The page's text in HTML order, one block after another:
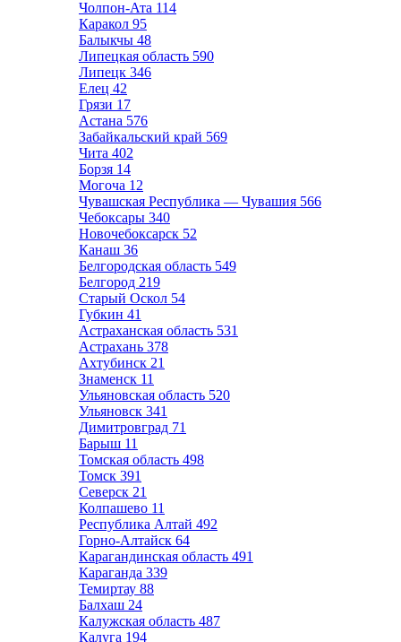
Чолпон-Ата 114
Каракол 95
Балыкчы 48
Липецкая область 590
Липецк 346
Елец 42
Грязи 17
Астана 576
Забайкальский край 569
Чита 402
Борзя 14
Могоча 12
Чувашская Республика — Чувашия 566
Чебоксары 340
Новочебоксарск 52
Канаш 36
Белгородская область 549
Белгород 219
Старый Оскол 54
Губкин 41
Астраханская область 531
Астрахань 378
Ахтубинск 21
Знаменск 11
Ульяновская область 520
Ульяновск 341
Димитровград 71
Барыш 11
Томская область 498
Томск 391
Северск 21
Колпашево 11
Республика Алтай 492
Горно-Алтайск 64
Карагандинская область 491
Караганда 339
Темиртау 88
Балхаш 24
Калужская область 487
Калуга 194